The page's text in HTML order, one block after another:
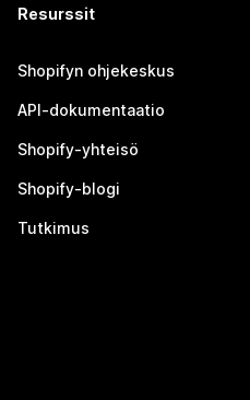
Resurssit
Shopifyn ohjekeskus
API-dokumentaatio
Shopify-yhteisö
Shopify-blogi
Tutkimus